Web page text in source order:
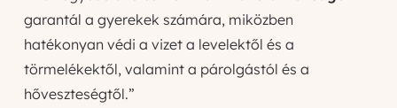
garantál a gyerekek számára, miközben
hatékonyan védi a vizet a levelektől és a
törmelékektől, valamint a párolgástól és a
hőveszteségtől.”